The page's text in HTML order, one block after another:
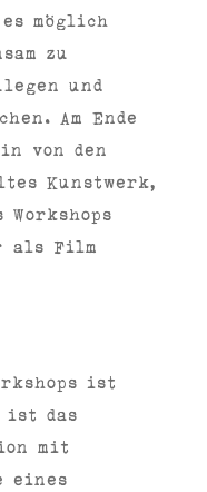
möglich
zu
und
Am Ende
von den
Kunstwerk,
Workshops
als Film
ist
ist das
mit
eines